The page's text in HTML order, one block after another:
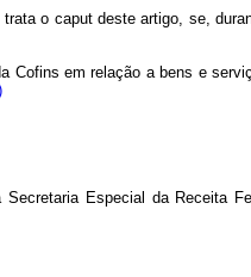
trata o caput deste artigo, se,
Cofins em relação a bens e
Especial da Receita